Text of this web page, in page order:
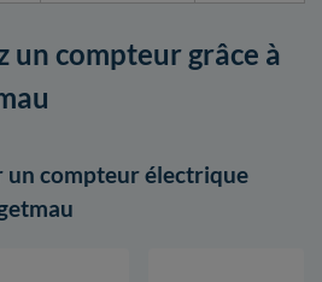
un compteur grâce à
un compteur électrique